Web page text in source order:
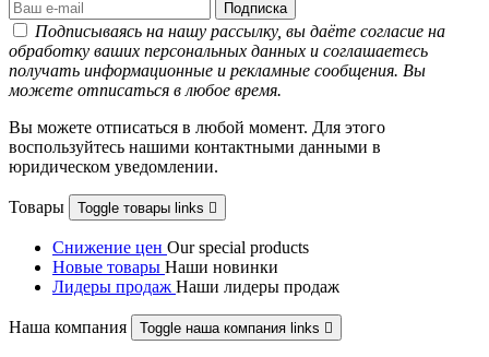
Подписываясь на нашу рассылку, вы даёте согласие на
обработку ваших персональных данных и соглашаетесь
получать информационные и рекламные сообщения. Вы
можете отписаться в любое время.
Вы можете отписаться в любой момент. Для этого
воспользуйтесь нашими контактными данными в
юридическом уведомлении.
Товары Toggle товары links 
Снижение цен Our special products
Новые товары Наши новинки
Лидеры продаж Наши лидеры продаж
Наша компания Toggle наша компания links 